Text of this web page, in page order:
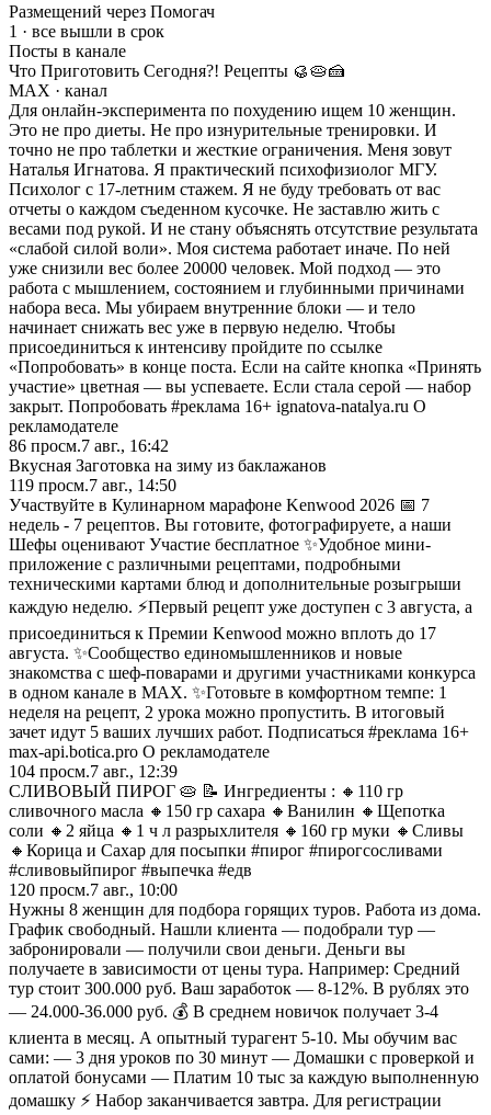
Размещений через Помогач
1 · все вышли в срок
Посты в канале
Что Приготовить Сегодня?! Рецепты 🥮🥧🍰
MAX · канал
Для онлайн-эксперимента по похудению ищем 10 женщин.
Это не про диеты. Не про изнурительные тренировки. И
точно не про таблетки и жесткие ограничения. Меня зовут
Наталья Игнатова. Я практический психофизиолог МГУ.
Психолог с 17-летним стажем. Я не буду требовать от вас
отчеты о каждом съеденном кусочке. Не заставлю жить с
весами под рукой. И не стану объяснять отсутствие результата
«слабой силой воли». Моя система работает иначе. По ней
уже снизили вес более 20000 человек. Мой подход — это
работа с мышлением, состоянием и глубинными причинами
набора веса. Мы убираем внутренние блоки — и тело
начинает снижать вес уже в первую неделю. Чтобы
присоединиться к интенсиву пройдите по ссылке
«Попробовать» в конце поста. Если на сайте кнопка «Принять
участие» цветная — вы успеваете. Если стала серой — набор
закрыт. Попробовать #реклама 16+ ignatova-natalya.ru О
рекламодателе
86 просм.7 авг., 16:42
Вкусная Заготовка на зиму из баклажанов
119 просм.7 авг., 14:50
Участвуйте в Кулинарном марафоне Kenwood 2026 📅 7
недель - 7 рецептов. Вы готовите, фотографируете, а наши
Шефы оценивают Участие бесплатное ✨Удобное мини-
приложение с различными рецептами, подробными
техническими картами блюд и дополнительные розыгрыши
каждую неделю. ⚡Первый рецепт уже доступен с 3 августа, а
присоединиться к Премии Kenwood можно вплоть до 17
августа. ✨Сообщество единомышленников и новые
знакомства с шеф-поварами и другими участниками конкурса
в одном канале в MAX. ✨Готовьте в комфортном темпе: 1
неделя на рецепт, 2 урока можно пропустить. В итоговый
зачет идут 5 ваших лучших работ. Подписаться #реклама 16+
max-api.botica.pro О рекламодателе
104 просм.7 авг., 12:39
СЛИВОВЫЙ ПИРОГ 🥧 📝 Ингредиенты : 🔸110 гр
сливочного масла 🔸150 гр сахара 🔸Ванилин 🔸Щепотка
соли 🔸2 яйца 🔸1 ч л разрыхлителя 🔸160 гр муки 🔸Сливы
🔸Корица и Сахар для посыпки #пирог #пирогсосливами
#сливовыйпирог #выпечка #едв
120 просм.7 авг., 10:00
Нужны 8 женщин для подбора горящих туров. Работа из дома.
График свободный. Нашли клиента — подобрали тур —
забронировали — получили свои деньги. Деньги вы
получаете в зависимости от цены тура. Например: Средний
тур стоит 300.000 руб. Ваш заработок — 8-12%. В рублях это
— 24.000-36.000 руб. 💰 В среднем новичок получает 3-4
клиента в месяц. А опытный турагент 5-10. Мы обучим вас
сами: — 3 дня уроков по 30 минут — Домашки с проверкой и
оплатой бонусами — Платим 10 тыс за каждую выполненную
домашку ⚡ Набор заканчивается завтра. Для регистрации